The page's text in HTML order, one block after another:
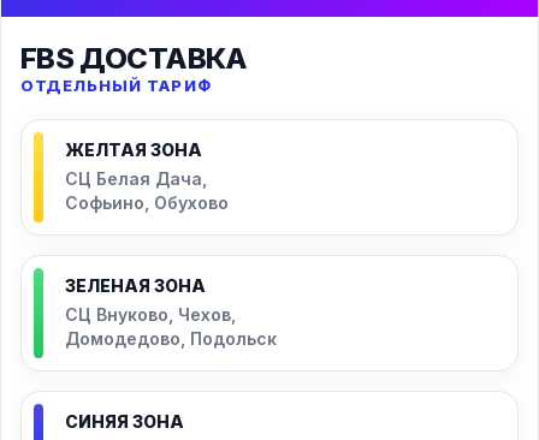
FBS ДОСТАВКА
ОТДЕЛЬНЫЙ ТАРИФ
ЖЕЛТАЯ ЗОНА
СЦ Белая Дача,
Софьино, Обухово
ЗЕЛЕНАЯ ЗОНА
СЦ Внуково, Чехов,
Домодедово, Подольск
СИНЯЯ ЗОНА